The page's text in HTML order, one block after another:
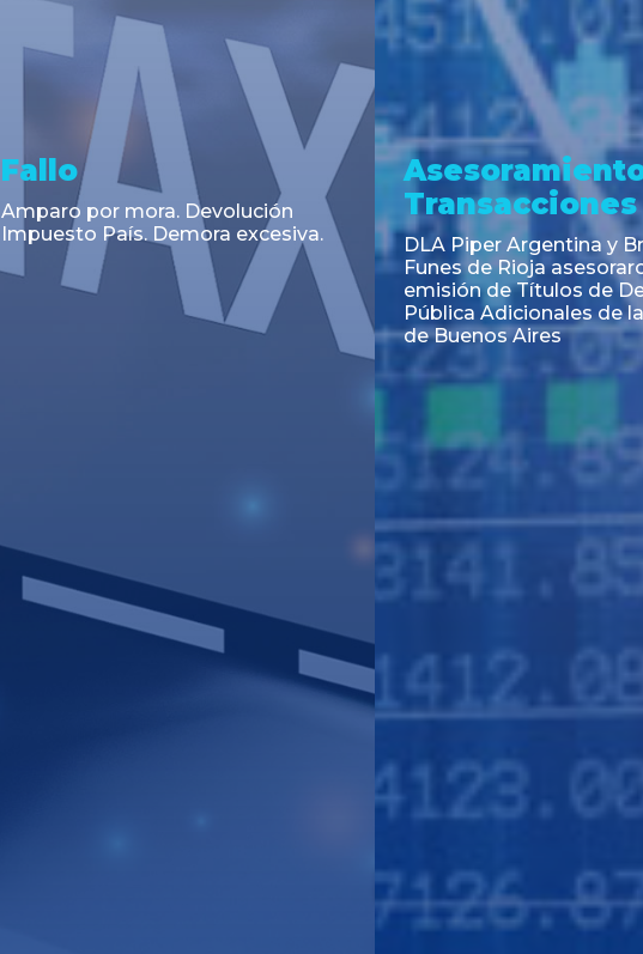
Noticia
Cambios en el Código Alimentario
Argentino: simplifican trámites
para la importación de aditivos,
coadyuvantes e ingredientes
alimentarios y unifican autoridad
Noticia
CNV: Criterio
colocaciones primarias